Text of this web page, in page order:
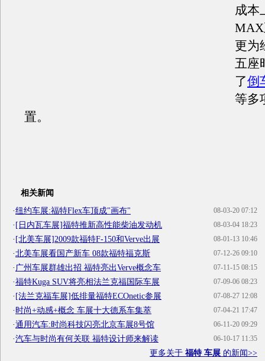
成本
更为
五座
了倒
等多
置。
相关新闻
08-03-20 07:12
·纽约车展:福特Flex车顶成"画布"
08-03-04 18:23
·[日内瓦车展]福特推新高性能柴油发动机
08-01-13 10:46
·[北美车展]2009款福特F-150和Verve出展
07-12-26 09:10
·北美车展看国产新车 08款福特福克斯
07-11-15 08:15
· 广州车展群雄出招 福特亮出Verve概念车
07-09-06 08:23
·福特Kuga SUV将亮相法兰克福国际车展
07-08-27 12:08
·[法兰克福车展]低排量福特ECOnetic参展
07-04-21 17:47
·时尚+动感+概念 车展十大德系车集萃
06-11-20 09:29
·通用汽车:时尚科技闪亮北京车展8号馆
06-10-17 11:35
·汽车与时尚有何关联 福特设计师来解读
更多关于 福特 车展 的新闻>>